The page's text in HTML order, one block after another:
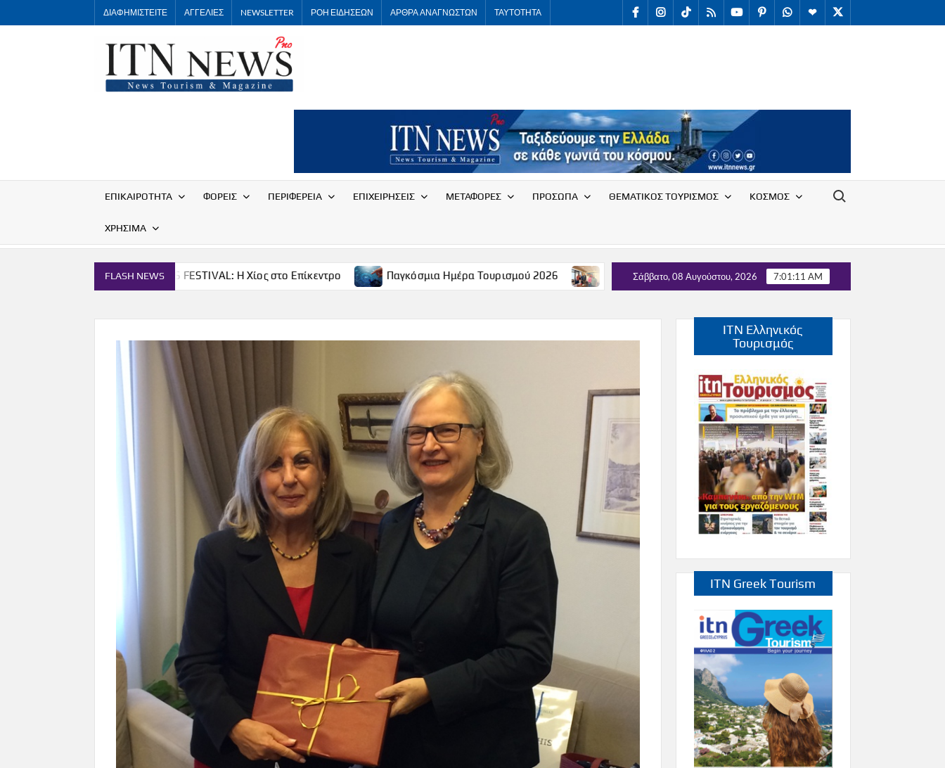
to
ΔΙΑΦΗΜΙΣΤΕΙΤΕ ΑΓΓΕΛΙΕΣ NEWSLETTER ΡΟΗ ΕΙΔΗΣΕΩΝ ΑΡΘΡΑ ΑΝΑΓΝΩΣΤΩΝ ΤΑΥΤΟΤΗΤΑ facebookInstagram
TikTokRSS youtubePinterestWhatsApp
Telegram
X
News
ΕΠΙΚΑΙΡΟΤΗΤΑ ΦΟΡΕΙΣ ΠΕΡΙΦΕΡΕΙΑ ΕΠΙΧΕΙΡΗΣΕΙΣ ΜΕΤΑΦΟΡΕΣ ΠΡΟΣΩΠΑ ΘΕΜΑΤΙΚΟΣ ΤΟΥΡΙΣΜΟΣ ΚΟΣΜΟΣ
ΧΡΗΣΙΜΑ
Search for:
FLASH NEWS
THE CHIOS FESTIVAL: Η Χίος στο Επίκεντρο Παγκόσμια Ημέρα Τουρισμού 2026 Συνάντηση του Συλλόγου Υπαλλήλων Ε.Ο.Τ. με τον Τομέα Τουρισμού του κόμματος
Σάββατο, 08 Αυγούστου, 2026 7:01:12 AM
ITN Ελληνικός
Τουρισμός
ITN Greek Tourism